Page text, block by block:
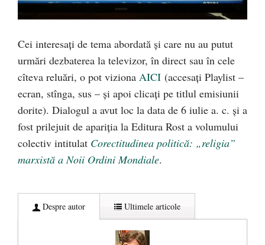
Cei interesați de tema abordată și care nu au putut
urmări dezbaterea la televizor, în direct sau în cele
cîteva reluări, o pot viziona AICI (accesați Playlist –
ecran, stînga, sus – și apoi clicați pe titlul emisiunii
dorite). Dialogul a avut loc la data de 6 iulie a. c. și a
fost prilejuit de apariția la Editura Rost a volumului
colectiv intitulat Corectitudinea politică: „religia”
marxistă a Noii Ordini Mondiale.
Despre autor Ultimele articole